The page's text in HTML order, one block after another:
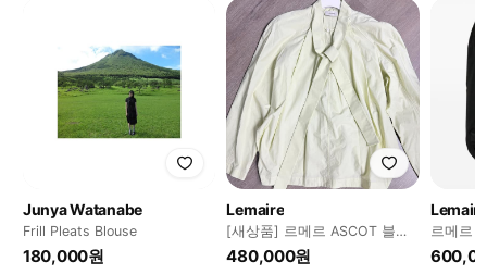
Junya Watanabe
Frill Pleats Blouse
180,000원
Lemaire
[새상품] 르메르 ASCOT 블라
우스
480,000원
Lemaire
르메르
우스 새